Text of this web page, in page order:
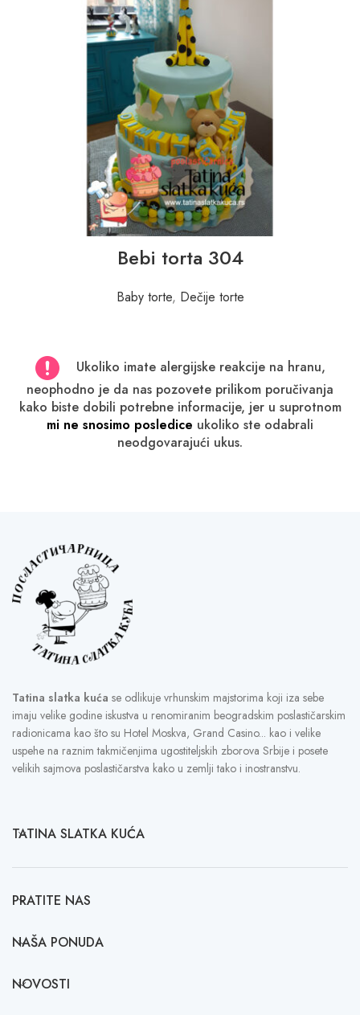
Bebi torta 304
Baby torte, Dečije torte
Ukoliko imate alergijske reakcije na hranu,
neophodno je da nas pozovete prilikom poručivanja
kako biste dobili potrebne informacije, jer u suprotnom
mi ne snosimo posledice ukoliko ste odabrali
neodgovarajući ukus.
Tatina slatka kuća se odlikuje vrhunskim majstorima koji iza sebe
imaju velike godine iskustva u renomiranim beogradskim poslastičarskim
radionicama kao što su Hotel Moskva, Grand Casino... kao i velike
uspehe na raznim takmičenjima ugostiteljskih zborova Srbije i posete
velikih sajmova poslastičarstva kako u zemlji tako i inostranstvu.
TATINA SLATKA KUĆA
PRATITE NAS
NAŠA PONUDA
NOVOSTI